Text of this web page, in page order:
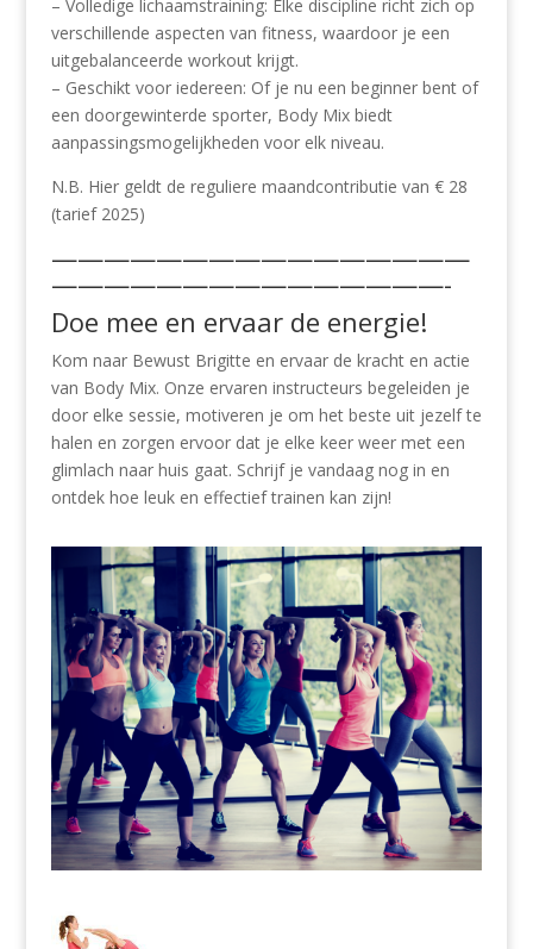
– Volledige lichaamstraining: Elke discipline richt zich op
verschillende aspecten van fitness, waardoor je een
uitgebalanceerde workout krijgt.
– Geschikt voor iedereen: Of je nu een beginner bent of
een doorgewinterde sporter, Body Mix biedt
aanpassingsmogelijkheden voor elk niveau.
N.B. Hier geldt de reguliere maandcontributie van € 28
(tarief 2025)
————————————————
———————————————-
Doe mee en ervaar de energie!
Kom naar Bewust Brigitte en ervaar de kracht en actie
van Body Mix. Onze ervaren instructeurs begeleiden je
door elke sessie, motiveren je om het beste uit jezelf te
halen en zorgen ervoor dat je elke keer weer met een
glimlach naar huis gaat. Schrijf je vandaag nog in en
ontdek hoe leuk en effectief trainen kan zijn!